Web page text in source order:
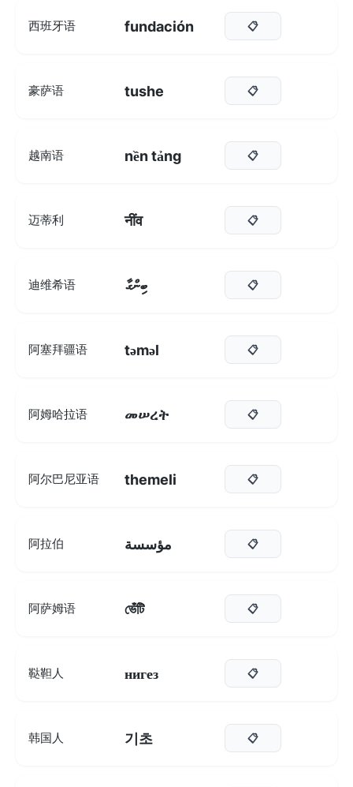
西班牙语 fundación 📋
豪萨语 tushe 📋
越南语 nền tảng 📋
迈蒂利 नींव 📋
迪维希语 ބިންގާ 📋
阿塞拜疆语 təməl 📋
阿姆哈拉语 መሠረት 📋
阿尔巴尼亚语 themeli 📋
阿拉伯 مؤسسة 📋
阿萨姆语 ভেঁটি 📋
鞑靼人 нигез 📋
韩国人 기초 📋